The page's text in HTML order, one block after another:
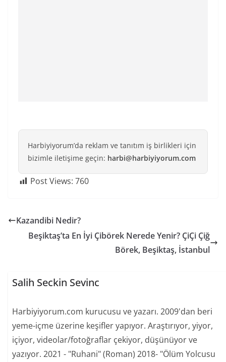
Harbiyiyorum’da reklam ve tanıtım iş birlikleri için
bizimle iletişime geçin: harbi@harbiyiyorum.com
Post Views: 760
Kazandibi Nedir?
Beşiktaş’ta En İyi Çibörek Nerede Yenir? ÇiÇi Çiğ
Börek, Beşiktaş, İstanbul
Salih Seckin Sevinc
Harbiyiyorum.com kurucusu ve yazarı. 2009'dan beri
yeme-içme üzerine keşifler yapıyor. Araştırıyor, yiyor,
içiyor, videolar/fotoğraflar çekiyor, düşünüyor ve
yazıyor. 2021 - "Ruhani" (Roman) 2018- "Ölüm Yolcusu